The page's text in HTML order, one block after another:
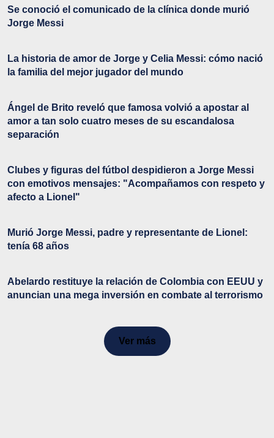
Se conoció el comunicado de la clínica donde murió
Jorge Messi
La historia de amor de Jorge y Celia Messi: cómo nació
la familia del mejor jugador del mundo
Ángel de Brito reveló que famosa volvió a apostar al
amor a tan solo cuatro meses de su escandalosa
separación
Clubes y figuras del fútbol despidieron a Jorge Messi
con emotivos mensajes: "Acompañamos con respeto y
afecto a Lionel"
Murió Jorge Messi, padre y representante de Lionel:
tenía 68 años
Abelardo restituye la relación de Colombia con EEUU y
anuncian una mega inversión en combate al terrorismo
Ver más